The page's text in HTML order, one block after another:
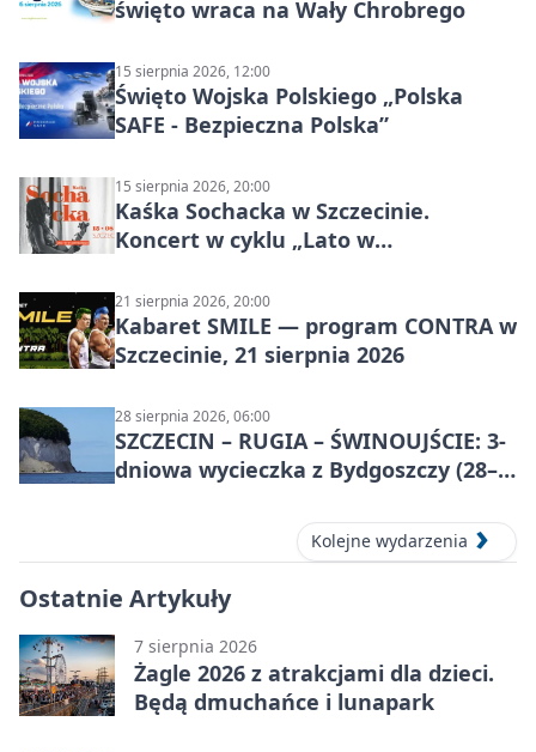
święto wraca na Wały Chrobrego
15 sierpnia 2026, 12:00
Święto Wojska Polskiego „Polska
SAFE - Bezpieczna Polska”
15 sierpnia 2026, 20:00
Kaśka Sochacka w Szczecinie.
Koncert w cyklu „Lato w
21 sierpnia 2026, 20:00
Kabaret SMILE — program CONTRA w
Szczecinie, 21 sierpnia 2026
28 sierpnia 2026, 06:00
SZCZECIN – RUGIA – ŚWINOUJŚCIE: 3-
dniowa wycieczka z Bydgoszczy (28–
Kolejne wydarzenia
Ostatnie Artykuły
7 sierpnia 2026
Żagle 2026 z atrakcjami dla dzieci.
Będą dmuchańce i lunapark